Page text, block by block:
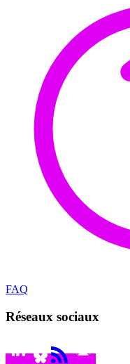
FAQ
Réseaux sociaux